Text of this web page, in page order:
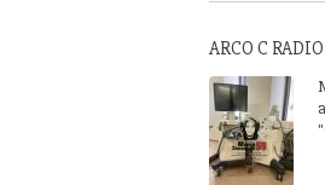
ARCO C